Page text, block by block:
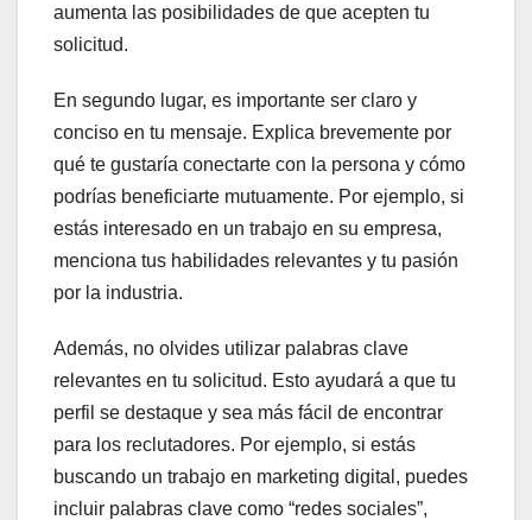
aumenta las posibilidades de que acepten tu
solicitud.
En segundo lugar, es importante ser claro y
conciso en tu mensaje. Explica brevemente por
qué te gustaría conectarte con la persona y cómo
podrías beneficiarte mutuamente. Por ejemplo, si
estás interesado en un trabajo en su empresa,
menciona tus habilidades relevantes y tu pasión
por la industria.
Además, no olvides utilizar palabras clave
relevantes en tu solicitud. Esto ayudará a que tu
perfil se destaque y sea más fácil de encontrar
para los reclutadores. Por ejemplo, si estás
buscando un trabajo en marketing digital, puedes
incluir palabras clave como “redes sociales”,